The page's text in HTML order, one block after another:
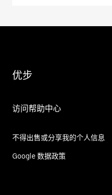
优步
访问帮助中心
不得出售或分享我的个人信息
Google 数据政策